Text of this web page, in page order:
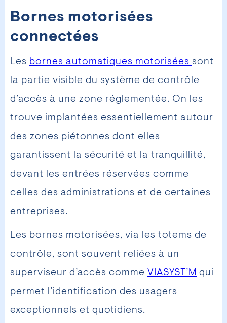
Bornes motorisées
connectées
Les bornes automatiques motorisées sont
la partie visible du système de contrôle
d’accès à une zone réglementée. On les
trouve implantées essentiellement autour
des zones piétonnes dont elles
garantissent la sécurité et la tranquillité,
devant les entrées réservées comme
celles des administrations et de certaines
entreprises.
Les bornes motorisées, via les totems de
contrôle, sont souvent reliées à un
superviseur d’accès comme VIASYST’M qui
permet l’identification des usagers
exceptionnels et quotidiens.